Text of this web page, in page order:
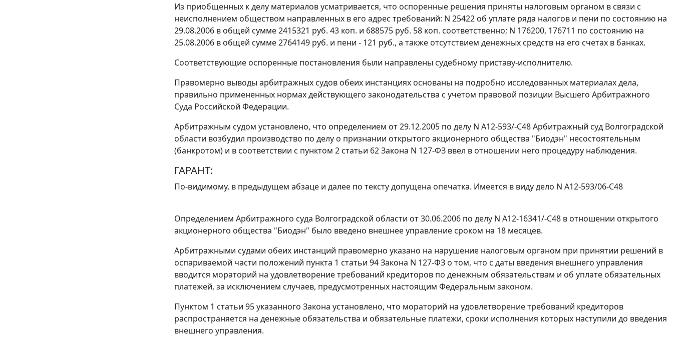
Из приобщенных к делу материалов усматривается, что оспоренные решения приняты налоговым органом в связи с
неисполнением обществом направленных в его адрес требований: N 25422 об уплате ряда налогов и пени по состоянию на
29.08.2006 в общей сумме 2415321 руб. 43 коп. и 688575 руб. 58 коп. соответственно; N 176200, 176711 по состоянию на
25.08.2006 в общей сумме 2764149 руб. и пени - 121 руб., а также отсутствием денежных средств на его счетах в банках.
Соответствующие оспоренные постановления были направлены судебному приставу-исполнителю.
Правомерно выводы арбитражных судов обеих инстанциях основаны на подробно исследованных материалах дела,
правильно примененных нормах действующего законодательства с учетом правовой позиции Высшего Арбитражного
Суда Российской Федерации.
Арбитражным судом установлено, что определением от 29.12.2005 по делу N А12-593/-С48 Арбитражный суд Волгоградской
области возбудил производство по делу о признании открытого акционерного общества "Биодэн" несостоятельным
(банкротом) и в соответствии с пунктом 2 статьи 62Закона N 127-ФЗ ввел в отношении него процедуру наблюдения.
ГАРАНТ:
По-видимому, в предыдущем абзаце и далее по тексту допущена опечатка. Имеется в виду дело N А12-593/06-С48
Определением Арбитражного суда Волгоградской области от 30.06.2006 по делу N А12-16341/-С48 в отношении открытого
акционерного общества "Биодэн" было введено внешнее управление сроком на 18 месяцев.
Арбитражными судами обеих инстанций правомерно указано на нарушение налоговым органом при принятии решений в
оспариваемой части положений пункта 1 статьи 94Закона N 127-ФЗ о том, что с даты введения внешнего управления
вводится мораторий на удовлетворение требований кредиторов по денежным обязательствам и об уплате обязательных
платежей, за исключением случаев, предусмотренных настоящим Федеральным законом.
Пунктом 1 статьи 95указанного Закона установлено, что мораторий на удовлетворение требований кредиторов
распространяется на денежные обязательства и обязательные платежи, сроки исполнения которых наступили до введения
внешнего управления.